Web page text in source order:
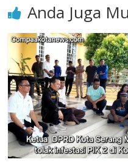
Anda Juga